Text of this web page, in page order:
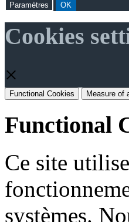
Paramètres OK
Cookies
×
Functional Cookies Measure of
Functional
Ce site
systèmes.